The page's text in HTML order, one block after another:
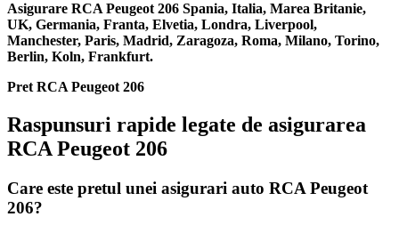
Asigurare RCA Peugeot 206 Spania, Italia, Marea Britanie,
UK, Germania, Franta, Elvetia, Londra, Liverpool,
Manchester, Paris, Madrid, Zaragoza, Roma, Milano, Torino,
Berlin, Koln, Frankfurt.
Pret RCA Peugeot 206
Raspunsuri rapide legate de asigurarea
RCA Peugeot 206
Care este pretul unei asigurari auto RCA Peugeot
206?